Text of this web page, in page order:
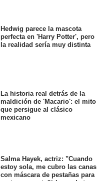
Hedwig parece la mascota
perfecta en 'Harry Potter', pero
la realidad sería muy distinta
La historia real detrás de la
maldición de 'Macario': el mito
que persigue al clásico
mexicano
Salma Hayek, actriz: "Cuando
estoy sola, me cubro las canas
con máscara de pestañas para